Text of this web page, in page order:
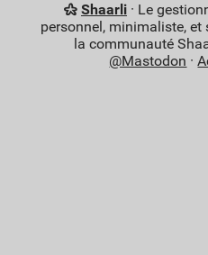
Shaarli· Le
personnel, minimaliste, et
la communauté
@Mastodon ·